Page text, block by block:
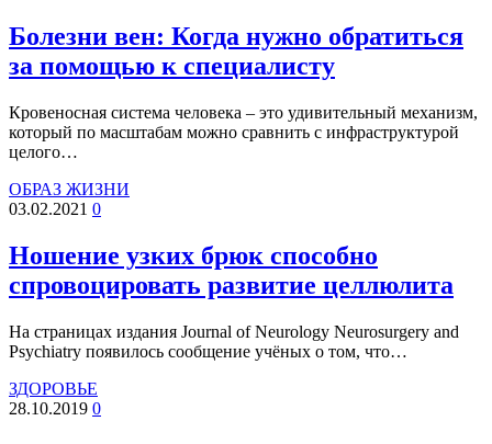
Болезни вен: Когда нужно обратиться
за помощью к специалисту
Кровеносная система человека – это удивительный механизм,
который по масштабам можно сравнить с инфраструктурой
целого…
ОБРАЗ ЖИЗНИ
03.02.2021 0
Ношение узких брюк способно
спровоцировать развитие целлюлита
На страницах издания Journal of Neurology Neurosurgery and
Psychiatry появилось сообщение учёных о том, что…
ЗДОРОВЬЕ
28.10.2019 0